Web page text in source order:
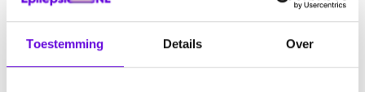
Toestemming Details Over
erkenning voor een epileptische aanval. Ze hadden liever
Yvonne een keuze had.” Jolanda is er verdrietig en
sprakeloos over. “Ook zorgverleners snapten het niet als